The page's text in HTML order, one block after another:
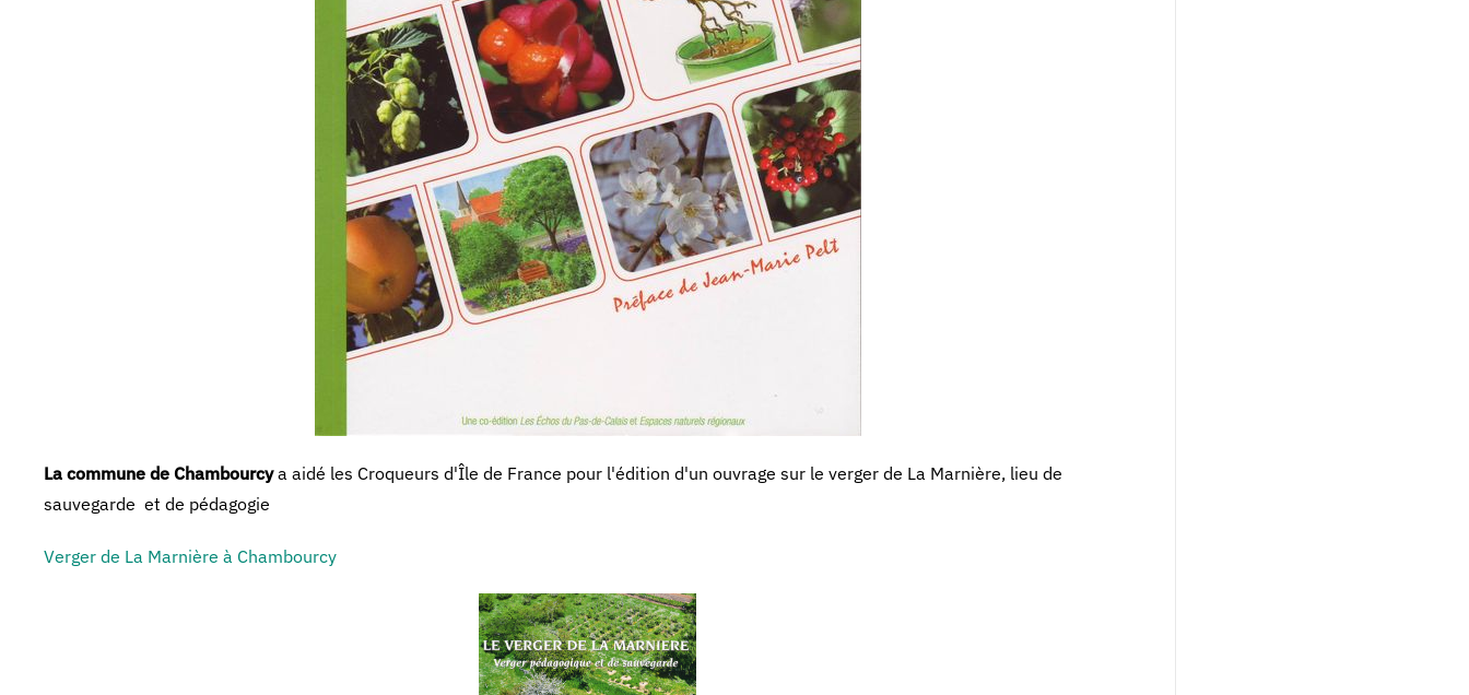
La commune de Chambourcya aidé les Croqueurs d'Île de France pour l'édition d'un ouvrage sur le verger de La Marnière, lieu de
sauvegarde et de pédagogie
Verger de La Marnière à Chambourcy